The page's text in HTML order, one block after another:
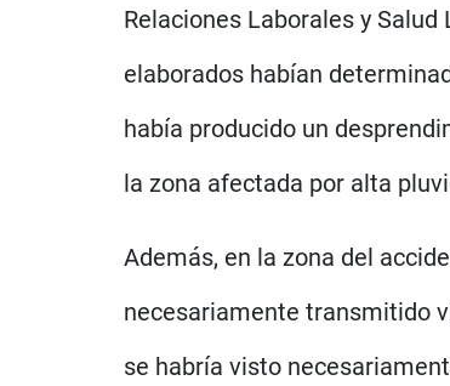
Relaciones Laborales y
elaborados habían
había producido un
la zona afectada por alta
Además, en la zona del
necesariamente transmitido
se habría visto